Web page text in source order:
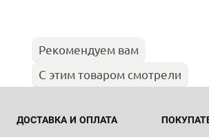
Рекомендуем вам
С этим товаром смотрели
ДОСТАВКА И ОПЛАТА